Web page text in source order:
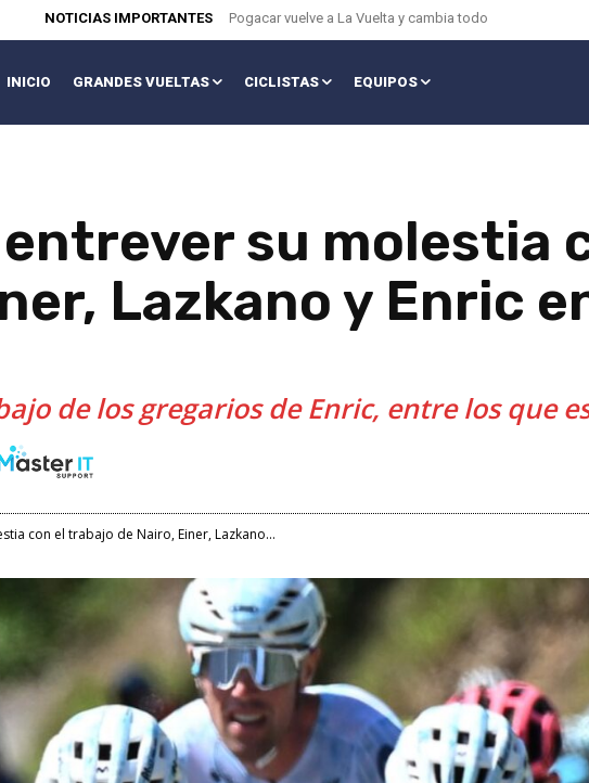
NOTICIAS IMPORTANTES Pogacar vuelve a La Vuelta y cambia todo
INICIO GRANDES VUELTAS CICLISTAS EQUIPOS
su molestia
Lazkano y Enric
de los gregarios de Enric, entre los que
con el trabajo de Nairo, Einer, Lazkano...